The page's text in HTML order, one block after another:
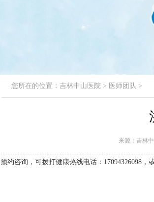
您所在的位置： 吉林中山医院> 医师团队 >
来源：吉林
预约咨询，可拨打健康热线电话：17094326098，